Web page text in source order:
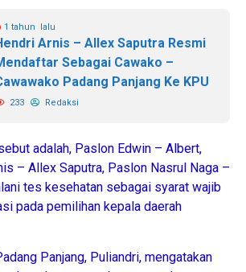
1 tahun lalu
Arnis – Allex Saputra Resmi
Sebagai Cawako –
Padang Panjang Ke KPU
233 Redaksi
adalah, Paslon Edwin – Albert,
– Allex Saputra, Paslon Nasrul Naga –
tes kesehatan sebagai syarat wajib
pada pemilihan kepala daerah
Panjang, Puliandri, mengatakan